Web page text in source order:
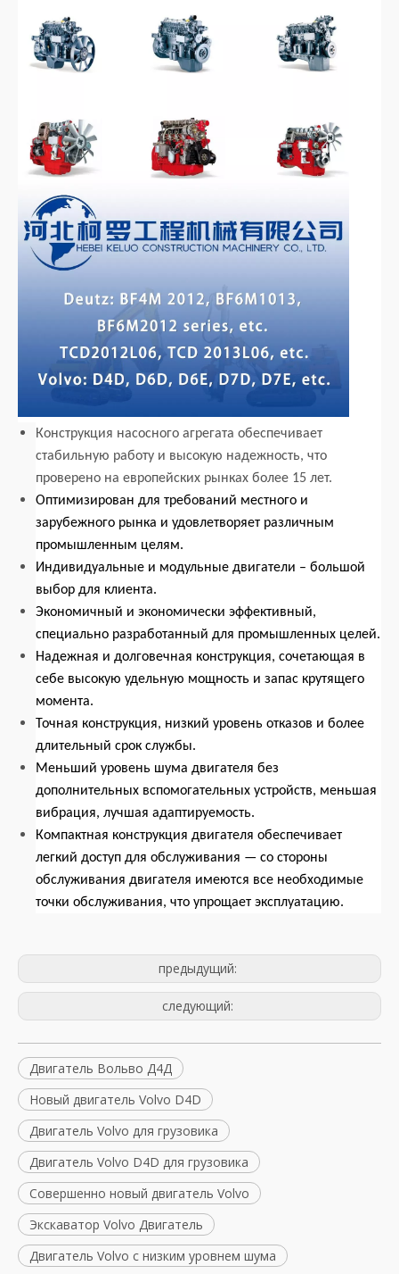
Конструкция насосного агрегата обеспечивает
стабильную работу и высокую надежность, что
проверено на европейских рынках более 15 лет.
Оптимизирован для требований местного и
зарубежного рынка и удовлетворяет различным
промышленным целям.
Индивидуальные и модульные двигатели – большой
выбор для клиента.
Экономичный и экономически эффективный,
специально разработанный для промышленных целей.
Надежная и долговечная конструкция, сочетающая в
себе высокую удельную мощность и запас крутящего
момента.
Точная конструкция, низкий уровень отказов и более
длительный срок службы.
Меньший уровень шума двигателя без
дополнительных вспомогательных устройств, меньшая
вибрация, лучшая адаптируемость.
Компактная конструкция двигателя обеспечивает
легкий доступ для обслуживания — со стороны
обслуживания двигателя имеются все необходимые
точки обслуживания, что упрощает эксплуатацию.
предыдущий:
следующий:
Двигатель Вольво Д4Д
Новый двигатель Volvo D4D
Двигатель Volvo для грузовика
Двигатель Volvo D4D для грузовика
Совершенно новый двигатель Volvo
Экскаватор Volvo Двигатель
Двигатель Volvo с низким уровнем шума